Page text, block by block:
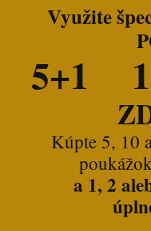
Využite
5+1
Kúpte 5, 10
poukážok
a 1, 2